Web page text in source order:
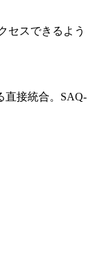
セスできるよう
直接統合。SAQ-